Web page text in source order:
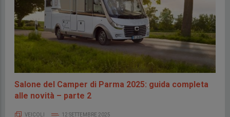
Salone del Camper di Parma 2025: guida completa
alle novità – parte 2
VEICOLI 12 SETTEMBRE 2025